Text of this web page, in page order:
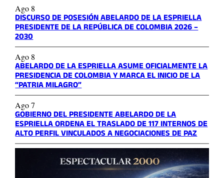
Ago 8
DISCURSO DE POSESIÓN ABELARDO DE LA ESPRIELLA
PRESIDENTE DE LA REPÚBLICA DE COLOMBIA 2026 –
2030
Ago 8
ABELARDO DE LA ESPRIELLA ASUME OFICIALMENTE LA
PRESIDENCIA DE COLOMBIA Y MARCA EL INICIO DE LA
“PATRIA MILAGRO”
Ago 7
GOBIERNO DEL PRESIDENTE ABELARDO DE LA
ESPRIELLA ORDENA EL TRASLADO DE 117 INTERNOS DE
ALTO PERFIL VINCULADOS A NEGOCIACIONES DE PAZ